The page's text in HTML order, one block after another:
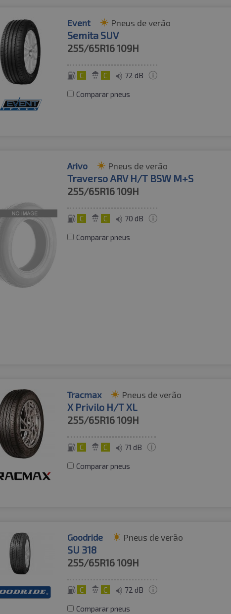
Event Pneus de verão
Semita SUV
255/65R16109H
C C 72 dB
Comparar pneus
Arivo Pneus de verão
Traverso ARV H/T BSW M+S
255/65R16109H
C C 70 dB
Comparar pneus
Tracmax Pneus de verão
X Privilo H/T XL
255/65R16109H
C C 71 dB
Comparar pneus
Goodride Pneus de verão
SU 318
255/65R16109H
C C 72 dB
Comparar pneus